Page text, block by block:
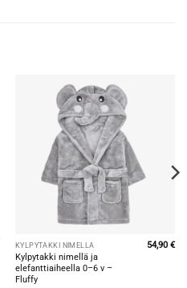
KYLPYTAKKI NIMELLÄ
Kylpytakki nimellä ja
elefanttiaiheella 0–6 v –
Fluffy
54,90€